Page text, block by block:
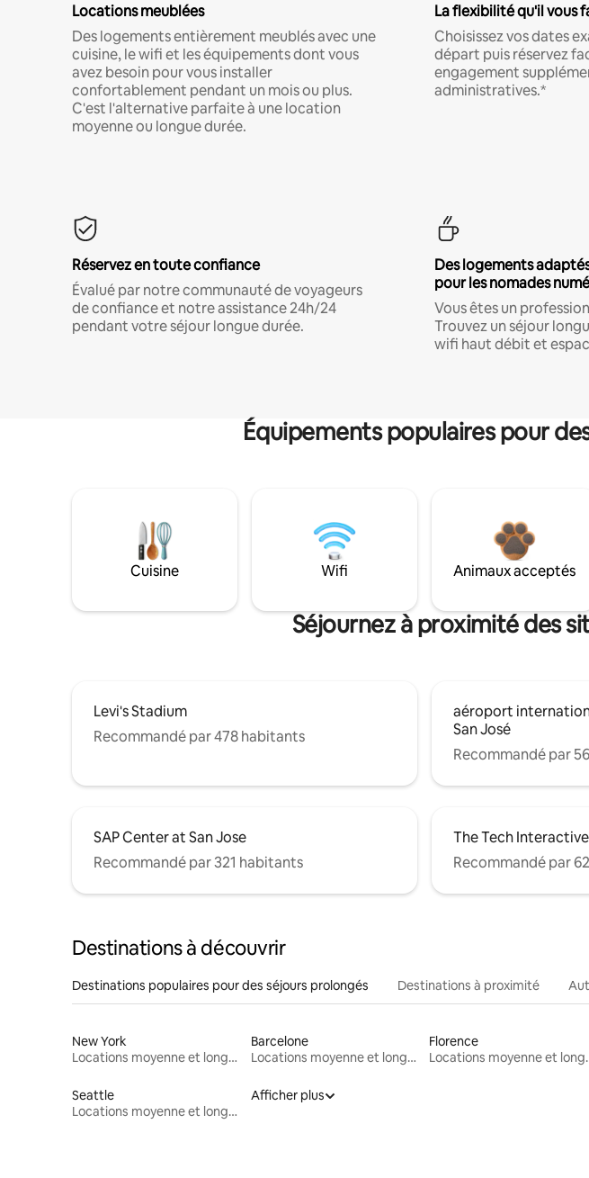
Locations meublées
Des logements entièrement meublés avec une
cuisine, le wifi et les équipements dont vous
avez besoin pour vous installer
confortablement pendant un mois ou plus.
C'est l'alternative parfaite à une location
moyenne ou longue durée.
La flexibilité qu'il vous
Choisissez vos dates
départ puis réservez
engagement
administratives.*
Réservez en toute confiance
Évalué par notre communauté de voyageurs
de confiance et notre assistance 24h/24
pendant votre séjour longue durée.
Des logements
pour les nomades
Vous êtes un
Trouvez un séjour
wifi haut débit et
Équipements populaires pour
Cuisine Wifi Animaux acceptés
Séjournez à proximité des
Levi's Stadium
Recommandé par 478 habitants
aéroport
San José
Recommandé par
SAP Center at San Jose
Recommandé par 321 habitants
The Tech Interactive
Recommandé par
Destinations à découvrir
Destinations populaires pour des séjours prolongés Destinations à proximité
New York
Locations moyenne et longue durée
Barcelone
Locations moyenne et longue durée
Florence
Seattle
Locations moyenne et longue durée
Afficher plus